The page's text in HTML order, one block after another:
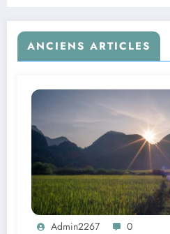
ANCIENS ARTICLES
Admin2267 0